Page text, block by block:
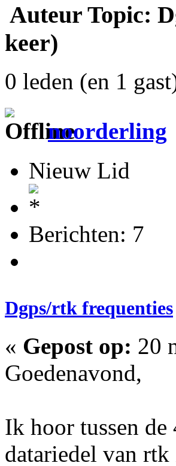
Auteur Topic:
keer)
0 leden (en 1
noorderling
Nieuw Lid
Berichten: 7
Dgps/rtk frequenties
« Gepost op: 20
Goedenavond,
Ik hoor tussen
datariedel van rtk